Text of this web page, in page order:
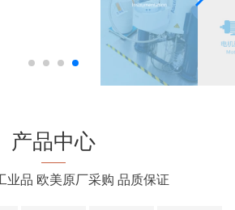
产品中心
业品 欧美原厂采购 品质保证